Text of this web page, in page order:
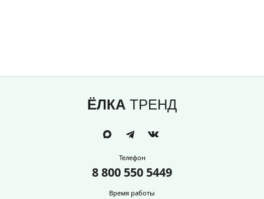
ЁЛКА ТРЕНД
Телефон
8 800 550 5449
Время работы